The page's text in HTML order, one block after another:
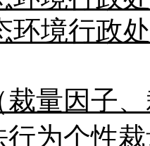
环境行政
裁量因子
行为个性